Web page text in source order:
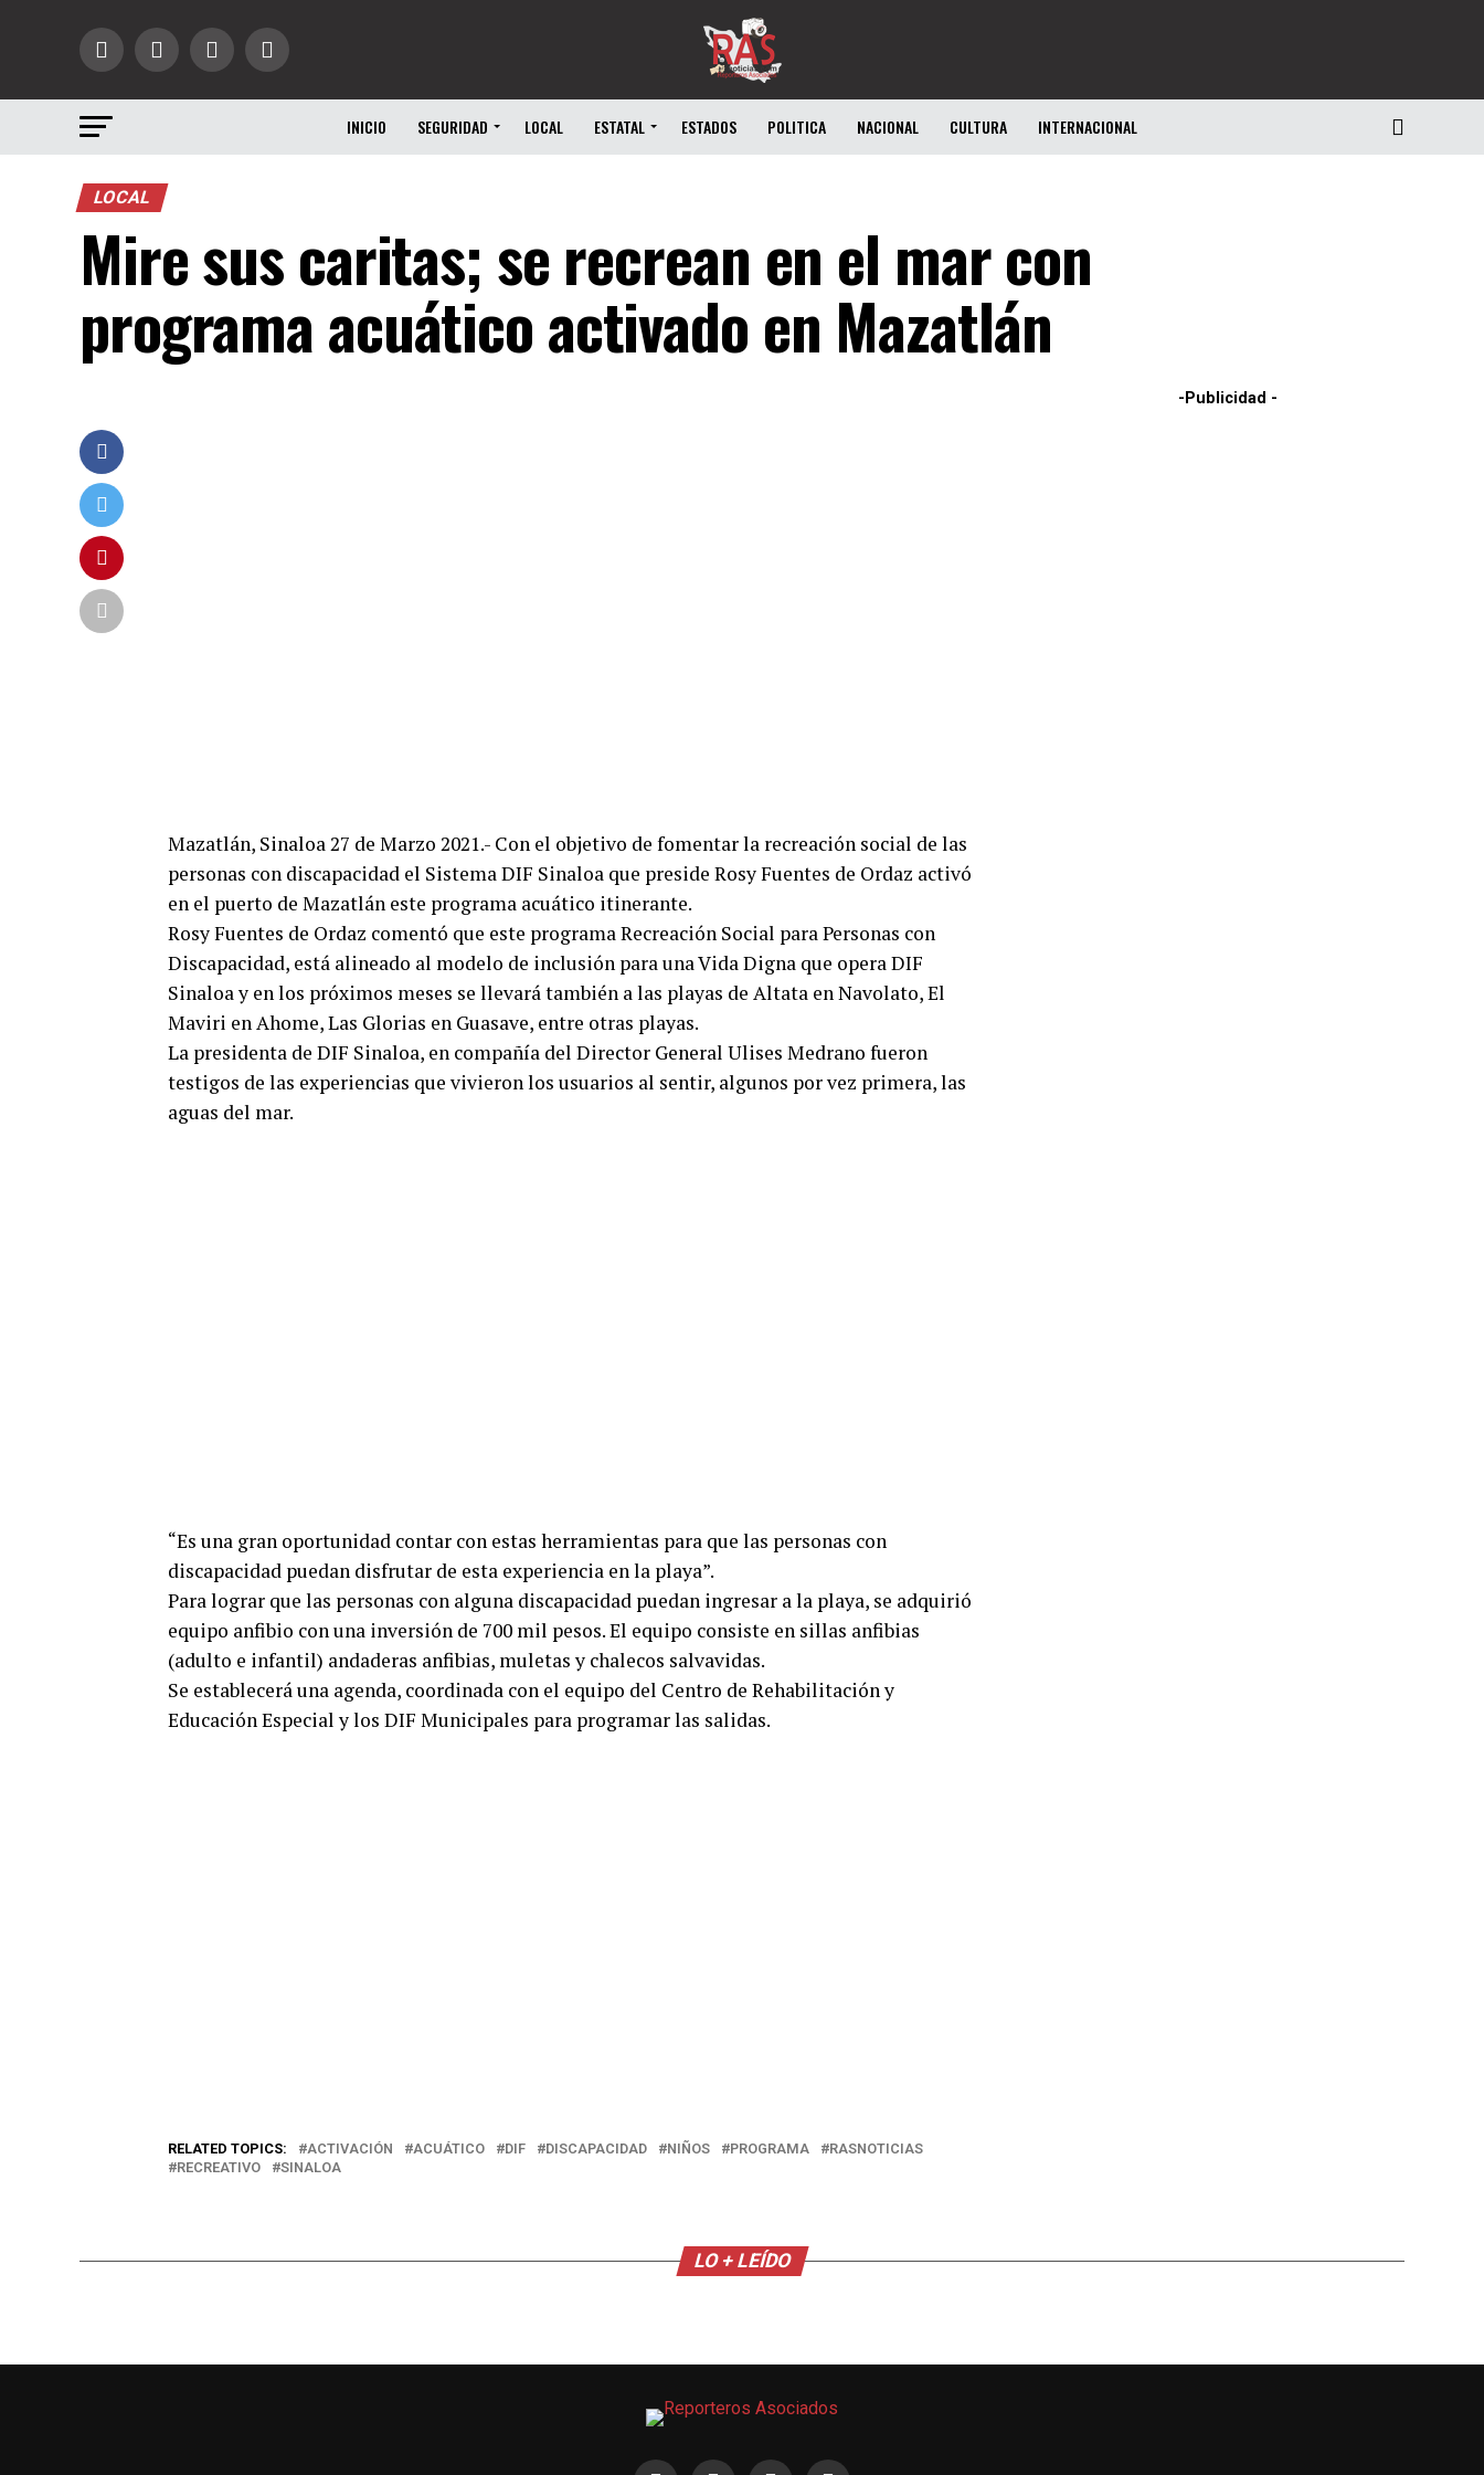
INICIO SEGURIDAD LOCAL ESTATAL ESTADOS POLITICA NACIONAL CULTURA INTERNACIONAL
LOCAL
Mire sus caritas; se recrean en el mar con
programa acuático activado en Mazatlán
Mazatlán, Sinaloa 27 de Marzo 2021.- Con el objetivo de fomentar la recreación social de las
personas con discapacidad el Sistema DIF Sinaloa que preside Rosy Fuentes de Ordaz activó
en el puerto de Mazatlán este programa acuático itinerante.
Rosy Fuentes de Ordaz comentó que este programa Recreación Social para Personas con
Discapacidad, está alineado al modelo de inclusión para una Vida Digna que opera DIF
Sinaloa y en los próximos meses se llevará también a las playas de Altata en Navolato, El
Maviri en Ahome, Las Glorias en Guasave, entre otras playas.
La presidenta de DIF Sinaloa, en compañía del Director General Ulises Medrano fueron
testigos de las experiencias que vivieron los usuarios al sentir, algunos por vez primera, las
aguas del mar.
“Es una gran oportunidad contar con estas herramientas para que las personas con
discapacidad puedan disfrutar de esta experiencia en la playa”.
Para lograr que las personas con alguna discapacidad puedan ingresar a la playa, se adquirió
equipo anfibio con una inversión de 700 mil pesos. El equipo consiste en sillas anfibias
(adulto e infantil) andaderas anfibias, muletas y chalecos salvavidas.
Se establecerá una agenda, coordinada con el equipo del Centro de Rehabilitación y
Educación Especial y los DIF Municipales para programar las salidas.
RELATED TOPICS: ACTIVACIÓN ACUÁTICO DIF DISCAPACIDAD NIÑOS PROGRAMA
RASNOTICIAS
RECREATIVO
SINALOA
-Publicidad -
LO + LEÍDO